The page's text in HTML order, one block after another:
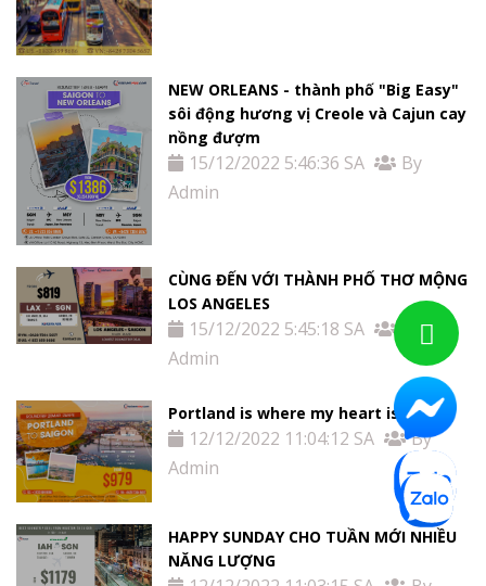
NEW ORLEANS - thành phố "Big Easy"
sôi động hương vị Creole và Cajun cay
nồng đượm
15/12/2022 5:46:36 SA
By
Admin
CÙNG ĐẾN VỚI THÀNH PHỐ THƠ MỘNG
LOS ANGELES
15/12/2022 5:45:18 SA
By
Admin
Portland is where my heart is
12/12/2022 11:04:12 SA
By
Admin
HAPPY SUNDAY CHO TUẦN MỚI NHIỀU
NĂNG LƯỢNG